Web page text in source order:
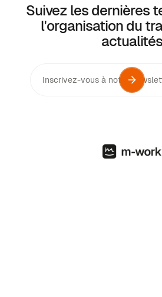
Suivez les dernières
l'organisation du
actualités